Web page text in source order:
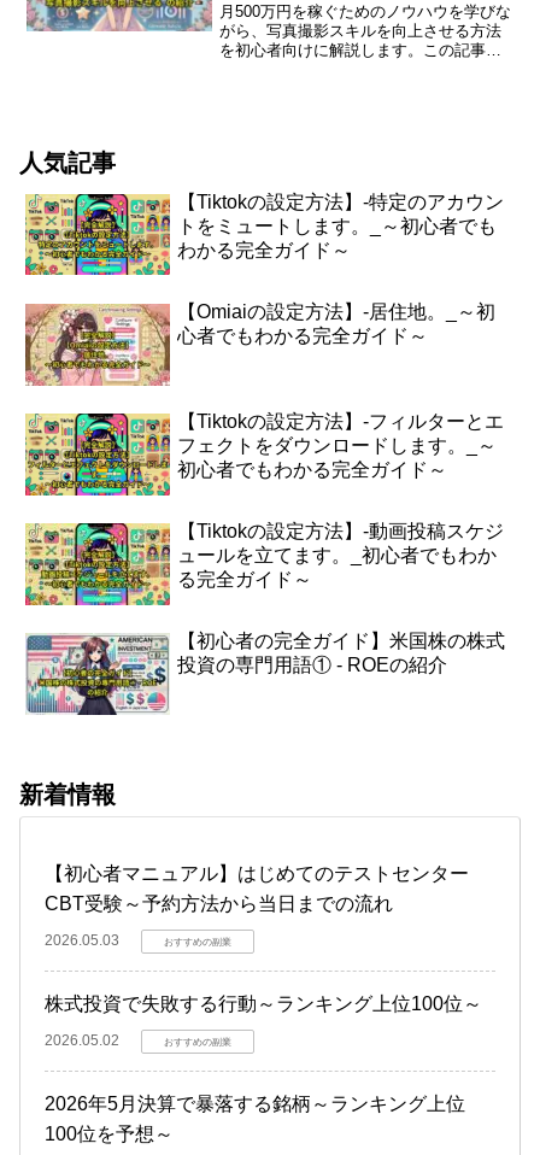
月500万円を稼ぐためのノウハウを学びな
がら、写真撮影スキルを向上させる方法
を初心者向けに解説します。この記事で
人気記事
【Tiktokの設定方法】-特定のアカウン
トをミュートします。_～初心者でも
わかる完全ガイド～
【Omiaiの設定方法】-居住地。_～初
心者でもわかる完全ガイド～
【Tiktokの設定方法】-フィルターとエ
フェクトをダウンロードします。_～
初心者でもわかる完全ガイド～
【Tiktokの設定方法】-動画投稿スケジ
ュールを立てます。_初心者でもわか
る完全ガイド～
【初心者の完全ガイド】米国株の株式
投資の専門用語① - ROEの紹介
新着情報
【初心者マニュアル】はじめてのテストセンター
CBT受験～予約方法から当日までの流れ
2026.05.03 おすすめの副業
株式投資で失敗する行動～ランキング上位100位～
2026.05.02 おすすめの副業
2026年5月決算で暴落する銘柄～ランキング上位
100位を予想～